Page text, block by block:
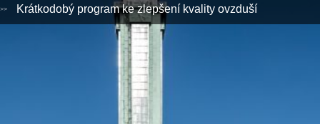
Krátkodobý program ke zlepšení kvality ovzduší